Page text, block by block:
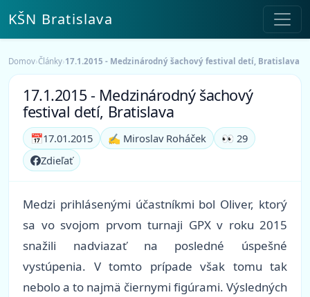
KŠN Bratislava
Domov›Články›17.1.2015 - Medzinárodný šachový festival detí, Bratislava
17.1.2015 - Medzinárodný šachový
festival detí, Bratislava
📅17.01.2015 ✍️ Miroslav Roháček
👀 29
Zdieľať
Medzi prihlásenými účastníkmi bol Oliver, ktorý
sa vo svojom prvom turnaji GPX v roku 2015
snažili nadviazať na posledné úspešné
vystúpenia. V tomto prípade však tomu tak
nebolo a to najmä čiernymi figúrami. Výsledných